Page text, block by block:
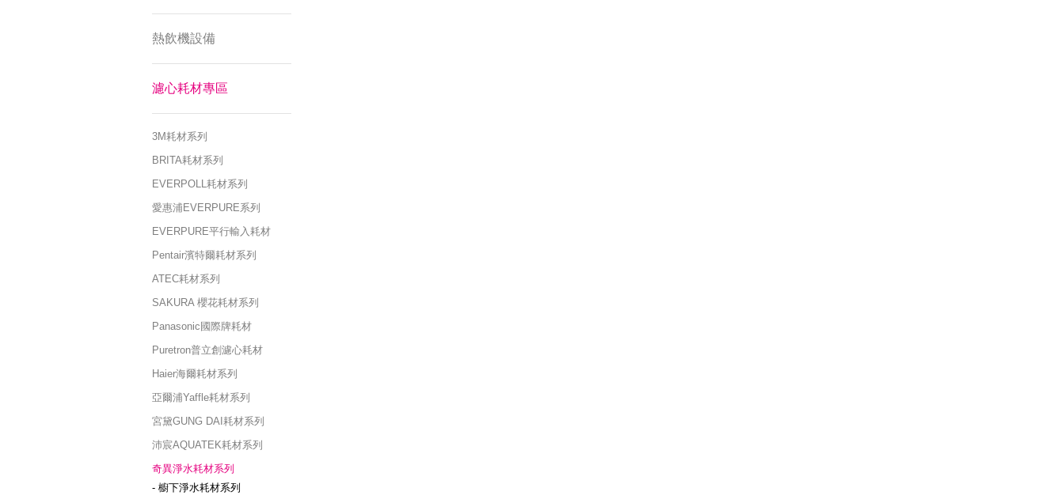
熱飲機設備
濾心耗材專區
3M耗材系列
BRITA耗材系列
EVERPOLL耗材系列
愛惠浦EVERPURE系列
EVERPURE平行輸入耗材
Pentair濱特爾耗材系列
ATEC耗材系列
SAKURA 櫻花耗材系列
Panasonic國際牌耗材
Puretron普立創濾心耗材
Haier海爾耗材系列
亞爾浦Yaffle耗材系列
宮黛GUNG DAI耗材系列
沛宸AQUATEK耗材系列
奇異淨水耗材系列
- 櫥下淨水耗材系列